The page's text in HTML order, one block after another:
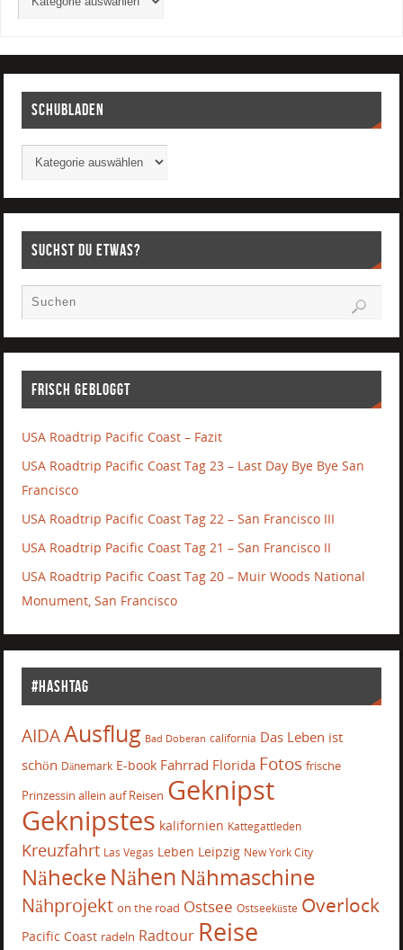
Schubladen
Suchst Du etwas?
Frisch gebloggt
USA Roadtrip Pacific Coast – Fazit
USA Roadtrip Pacific Coast Tag 23 – Last Day Bye Bye San
Francisco
USA Roadtrip Pacific Coast Tag 22 – San Francisco III
USA Roadtrip Pacific Coast Tag 21 – San Francisco II
USA Roadtrip Pacific Coast Tag 20 – Muir Woods National
Monument, San Francisco
#Hashtag
AIDAAusflug Bad Doberan california Das Leben ist
schön Dänemark E-book Fahrrad Florida Fotos frische
Prinzessin allein auf Reisen Geknipst
Geknipstes kalifornien Kattegattleden
Kreuzfahrt Las Vegas Leben Leipzig New York City
NäheckeNähen Nähmaschine
Nähprojekt on the road Ostsee Ostseeküste Overlock
Pacific Coast radeln Radtour Reise